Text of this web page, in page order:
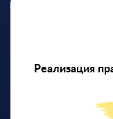
Реализация